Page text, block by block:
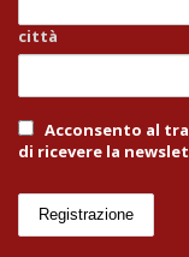
città
Acconsento al
di ricevere la